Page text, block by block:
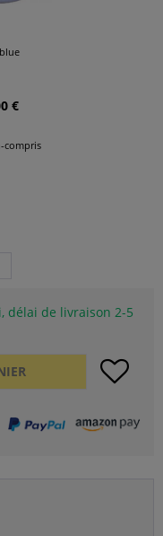
€
compris
délai de livraison 2-5